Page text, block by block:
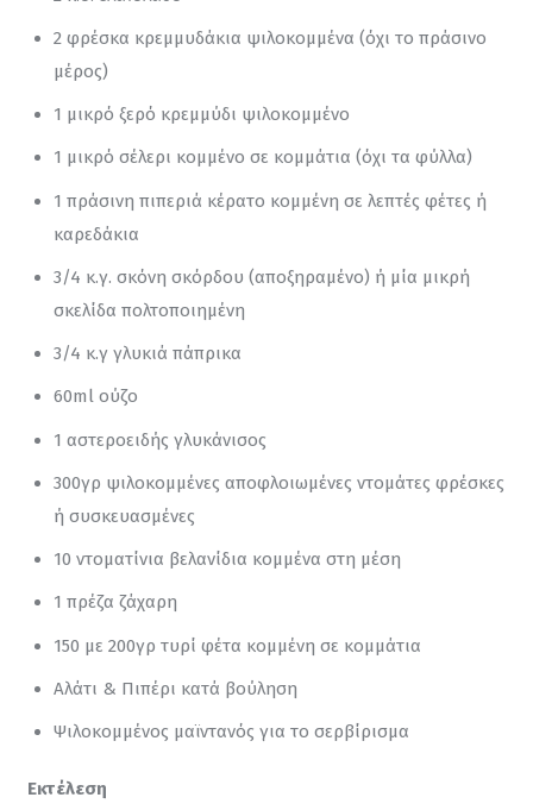
2 φρέσκα κρεμμυδάκια ψιλοκομμένα (όχι το πράσινο
μέρος)
1 μικρό ξερό κρεμμύδι ψιλοκομμένο
1 μικρό σέλερι κομμένο σε κομμάτια (όχι τα φύλλα)
1 πράσινη πιπεριά κέρατο κομμένη σε λεπτές φέτες ή
καρεδάκια
3/4 κ.γ. σκόνη σκόρδου (αποξηραμένο) ή μία μικρή
σκελίδα πολτοποιημένη
3/4 κ.γ γλυκιά πάπρικα
60ml ούζο
1 αστεροειδής γλυκάνισος
300γρ ψιλοκομμένες αποφλοιωμένες ντομάτες φρέσκες
ή συσκευασμένες
10 ντοματίνια βελανίδια κομμένα στη μέση
1 πρέζα ζάχαρη
150 με 200γρ τυρί φέτα κομμένη σε κομμάτια
Αλάτι & Πιπέρι κατά βούληση
Ψιλοκομμένος μαϊντανός για το σερβίρισμα
Εκτέλεση